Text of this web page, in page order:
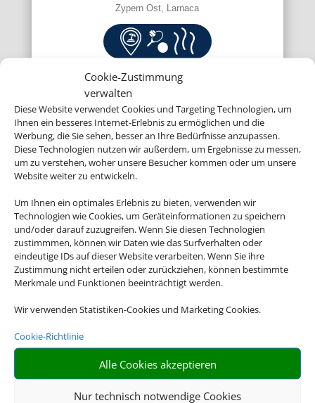
Cookie-Zustimmung
verwalten
Diese Website verwendet Cookies und Targeting Technologien, um
Ihnen ein besseres Internet-Erlebnis zu ermöglichen und die
Werbung, die Sie sehen, besser an Ihre Bedürfnisse anzupassen.
Diese Technologien nutzen wir außerdem, um Ergebnisse zu messen,
um zu verstehen, woher unsere Besucher kommen oder um unsere
Website weiter zu entwickeln.
Um Ihnen ein optimales Erlebnis zu bieten, verwenden wir
Technologien wie Cookies, um Geräteinformationen zu speichern
und/oder darauf zuzugreifen. Wenn Sie diesen Technologien
zustimmmen, können wir Daten wie das Surfverhalten oder
eindeutige IDs auf dieser Website verarbeiten. Wenn Sie ihre
Zustimmung nicht erteilen oder zurückziehen, können bestimmte
Merkmale und Funktionen beeinträchtigt werden.
Wir verwenden Statistiken-Cookies und Marketing Cookies.
Cookie-Richtlinie
Alle Cookies akzeptieren
Nur technisch notwendige Cookies
Zypern Ost, Larnaca
ab 981 € (p.P.)
TUI MAGIC LIFE Fuerteventura
Fuerteventura, Playa de Esquinzo